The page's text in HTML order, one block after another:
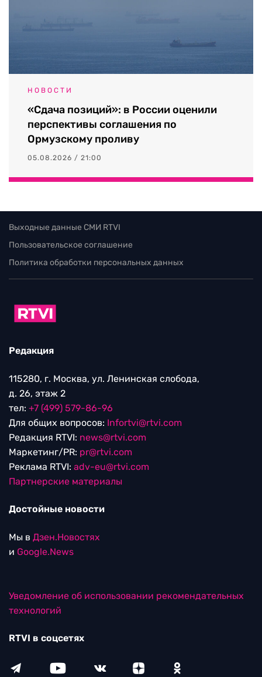
НОВОСТИ
«Сдача позиций»: в России оценили
перспективы соглашения по
Ормузскому проливу
05.08.2026 / 21:00
Выходные данные СМИ RTVI
Пользовательское соглашение
Политика обработки персональных данных
Редакция
115280, г. Москва, ул. Ленинская слобода,
д. 26, этаж 2
тел: +7 (499) 579-86-96
Для общих вопросов: Infortvi@rtvi.com
Редакция RTVI: news@rtvi.com
Маркетинг/PR: pr@rtvi.com
Реклама RTVI: adv-eu@rtvi.com
Партнерские материалы
Достойные новости
Мы в Дзен.Новостях
и Google.News
Уведомление об использовании рекомендательных
технологий
RTVI в соцсетях